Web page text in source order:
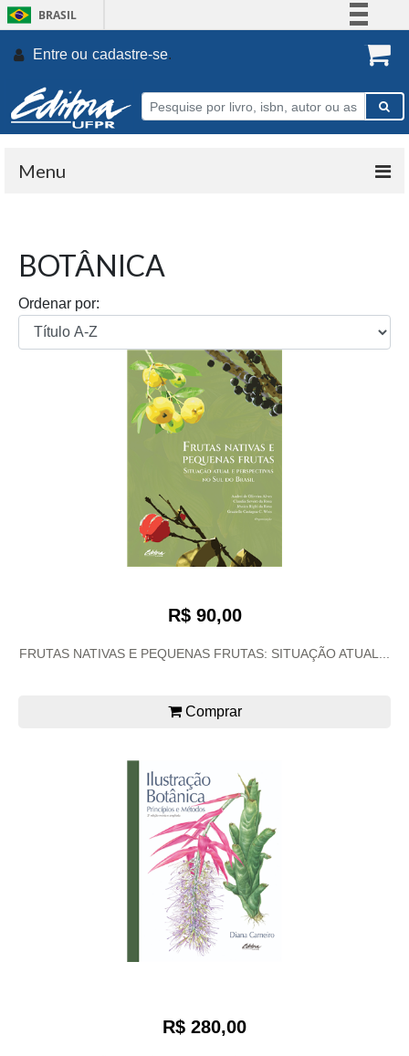
BRASIL
Participe
Entre ou cadastre-se.
Menu
BOTÂNICA
Ordenar por:
R$ 90,00
FRUTAS NATIVAS E PEQUENAS FRUTAS: SITUAÇÃO ATUAL...
Comprar
R$ 280,00